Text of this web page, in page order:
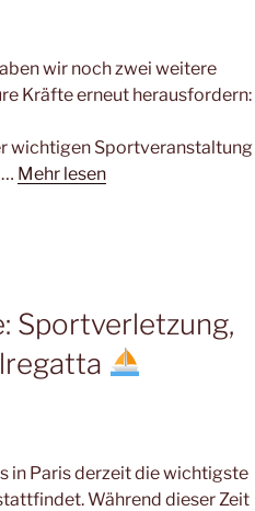
wir noch zwei weitere
Kräfte erneut herausfordern:
wichtigen Sportveranstaltung
Mehr lesen
Sportverletzung,
in Paris derzeit die wichtigste
Während dieser Zeit